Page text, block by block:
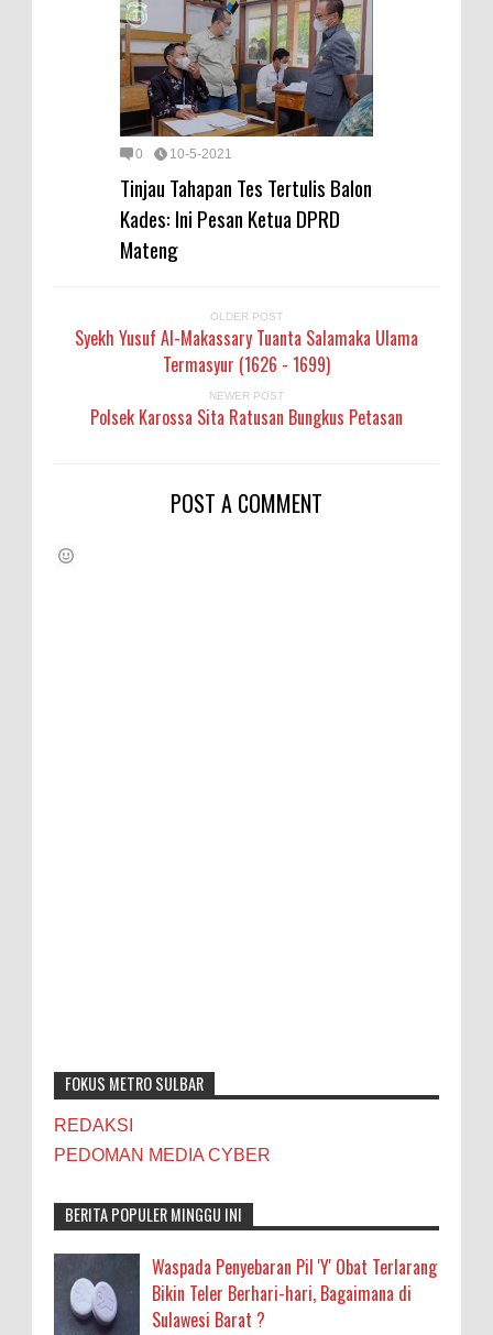
0 10-5-2021
Tinjau Tahapan Tes Tertulis Balon
Kades: Ini Pesan Ketua DPRD
Mateng
OLDER POST
Syekh Yusuf Al-Makassary Tuanta Salamaka Ulama
Termasyur (1626 - 1699)
NEWER POST
Polsek Karossa Sita Ratusan Bungkus Petasan
POST A COMMENT
FOKUS METRO SULBAR
REDAKSI
PEDOMAN MEDIA CYBER
BERITA POPULER MINGGU INI
Waspada Penyebaran Pil 'Y' Obat Terlarang
Bikin Teler Berhari-hari, Bagaimana di
Sulawesi Barat ?